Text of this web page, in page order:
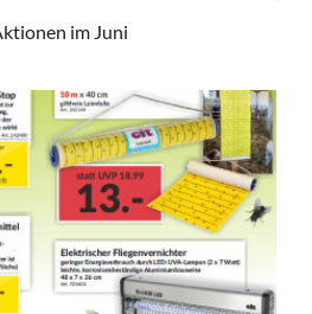
im Juni